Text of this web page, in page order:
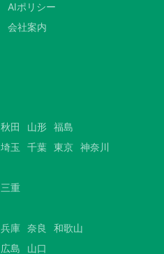
AIポリシー
会社案内
秋田 山形 福島
埼玉 千葉 東京 神奈川
三重
兵庫 奈良
和歌山
広島 山口